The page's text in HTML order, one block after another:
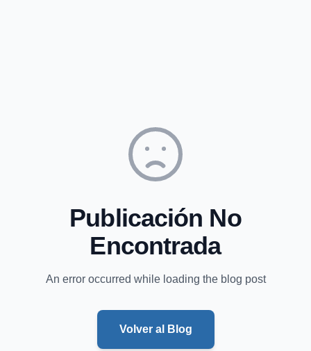
Publicación No
Encontrada
An error occurred while loading the blog post
Volver al Blog